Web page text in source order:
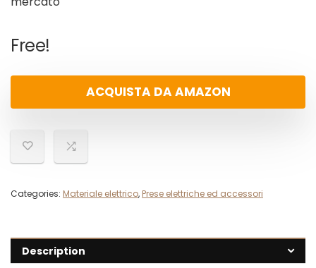
Free!
ACQUISTA DA AMAZON
Categories: Materiale elettrico, Prese elettriche ed accessori
Description